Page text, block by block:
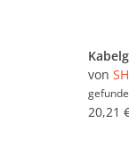
von
20,21